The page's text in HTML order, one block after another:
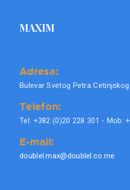
MAXIM
Adresa:
Bulevar Svetog Petra
Telefon:
Tel: +382 (0)20 228 301 - Mob:
E-mail:
doublel.max@doublel.co.me